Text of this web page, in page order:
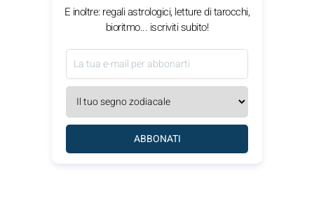
E inoltre: regali astrologici, letture di tarocchi,
bioritmo... iscriviti subito!
ABBONATI